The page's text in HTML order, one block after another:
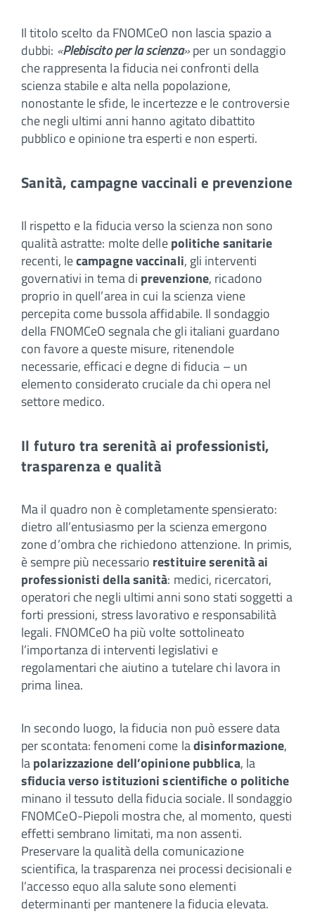
Il titolo scelto da FNOMCeO non lascia spazio a
dubbi: «Plebiscito per la scienza»per un sondaggio
che rappresenta la fiducia nei confronti della
scienza stabile e alta nella popolazione,
nonostante le sfide, le incertezze e le controversie
che negli ultimi anni hanno agitato dibattito
pubblico e opinione tra esperti e non esperti.
Sanità, campagne vaccinali e prevenzione
Il rispetto e la fiducia verso la scienza non sono
qualità astratte: molte dellepolitiche sanitarie
recenti, lecampagne vaccinali, gli interventi
governativi in tema di prevenzione, ricadono
proprio in quell’area in cui la scienza viene
percepita come bussola affidabile. Il sondaggio
della FNOMCeO segnala che gli italiani guardano
con favore a queste misure, ritenendole
necessarie, efficaci e degne di fiducia – un
elemento considerato cruciale da chi opera nel
settore medico.
Il futuro tra serenità ai professionisti,
trasparenza e qualità
Ma il quadro non è completamente spensierato:
dietro all’entusiasmo per la scienza emergono
zone d’ombra che richiedono attenzione. In primis,
è sempre più necessario restituire serenità ai
professionisti della sanità: medici, ricercatori,
operatori che negli ultimi anni sono stati soggetti a
forti pressioni, stress lavorativo e responsabilità
legali. FNOMCeO ha più volte sottolineato
l’importanza di interventi legislativi e
regolamentari che aiutino a tutelare chi lavora in
prima linea.
In secondo luogo, la fiducia non può essere data
per scontata: fenomeni come ladisinformazione,
lapolarizzazione dell’opinione pubblica, la
sfiducia verso istituzioni scientifiche o politiche
minano il tessuto della fiducia sociale. Il sondaggio
FNOMCeO-Piepoli mostra che, al momento, questi
effetti sembrano limitati, ma non assenti.
Preservare la qualità della comunicazione
scientifica, la trasparenza nei processi decisionali e
l’accesso equo alla salute sono elementi
determinanti per mantenere la fiducia elevata.